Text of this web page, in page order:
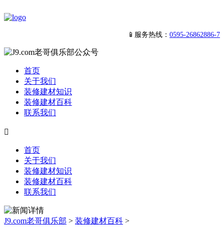
📱服务热线： 0595-26862886-7
首页
关于我们
装修建材知识
装修建材百科
联系我们

首页
关于我们
装修建材知识
装修建材百科
联系我们
J9.com老哥俱乐部 > 装修建材百科 >